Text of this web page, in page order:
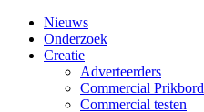
Nieuws
Onderzoek
Creatie
Adverteerders
Commercial Prikbord
Commercial testen